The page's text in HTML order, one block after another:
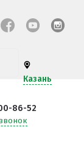
Казань
86-52